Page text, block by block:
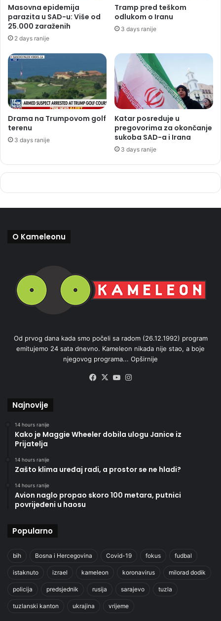
Masovna epidemija
parazita u SAD-u: Više od
25.000 zaraženih
2 days ranije
Tramp pred teškom
odlukom o Iranu
3 days ranije
Drama na Trumpovom golf
terenu
3 days ranije
Katar posreduje u
pregovorima za okončanje
sukoba SAD-a i Irana
3 days ranije
O Kameleonu
Od prvog dana kada smo počeli sa radom (26.12.1992) program
emitujemo 24 sata dnevno. Kameleon nikada nije stao, a boje
njegovog programa... Opširnije
Facebook
X YouTube
Najnovije
14 hours ranije
Kako je Maggie Wheeler dobila ulogu Janice iz
Prijatelja
14 hours ranije
Zašto klima uređaj radi, a prostor se ne hladi?
14 hours ranije
Avion naglo propao skoro 100 metara, putnici
povrijeđeni u haosu
Popularno
bih Bosna i Hercegovina Covid-19 fokus fudbal
istaknuto izrael kameleon koronavirus milorad dodik
policija predsjednik rusija sarajevo tuzla
tuzlanski kanton ukrajina vrijeme